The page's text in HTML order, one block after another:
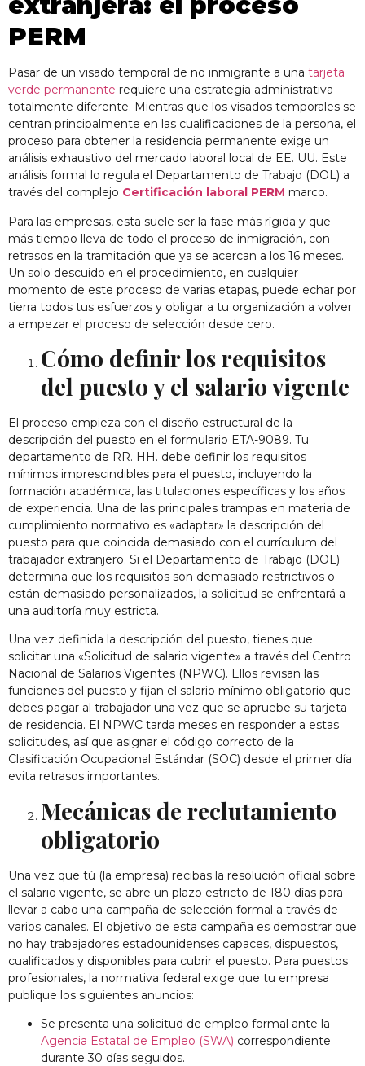
PERM
Pasar de un visado temporal de no inmigrante a una tarjeta
verde permanente requiere una estrategia administrativa
totalmente diferente. Mientras que los visados temporales se
centran principalmente en las cualificaciones de la persona, el
proceso para obtener la residencia permanente exige un
análisis exhaustivo del mercado laboral local de EE. UU. Este
análisis formal lo regula el Departamento de Trabajo (DOL) a
través del complejo Certificación laboral PERM marco.
Para las empresas, esta suele ser la fase más rígida y que
más tiempo lleva de todo el proceso de inmigración, con
retrasos en la tramitación que ya se acercan a los 16 meses.
Un solo descuido en el procedimiento, en cualquier
momento de este proceso de varias etapas, puede echar por
tierra todos tus esfuerzos y obligar a tu organización a volver
a empezar el proceso de selección desde cero.
Cómo definir los requisitos
del puesto y el salario vigente
El proceso empieza con el diseño estructural de la
descripción del puesto en el formulario ETA-9089. Tu
departamento de RR. HH. debe definir los requisitos
mínimos imprescindibles para el puesto, incluyendo la
formación académica, las titulaciones específicas y los años
de experiencia. Una de las principales trampas en materia de
cumplimiento normativo es «adaptar» la descripción del
puesto para que coincida demasiado con el currículum del
trabajador extranjero. Si el Departamento de Trabajo (DOL)
determina que los requisitos son demasiado restrictivos o
están demasiado personalizados, la solicitud se enfrentará a
una auditoría muy estricta.
Una vez definida la descripción del puesto, tienes que
solicitar una «Solicitud de salario vigente» a través del Centro
Nacional de Salarios Vigentes (NPWC). Ellos revisan las
funciones del puesto y fijan el salario mínimo obligatorio que
debes pagar al trabajador una vez que se apruebe su tarjeta
de residencia. El NPWC tarda meses en responder a estas
solicitudes, así que asignar el código correcto de la
Clasificación Ocupacional Estándar (SOC) desde el primer día
evita retrasos importantes.
Mecánicas de reclutamiento
obligatorio
Una vez que tú (la empresa) recibas la resolución oficial sobre
el salario vigente, se abre un plazo estricto de 180 días para
llevar a cabo una campaña de selección formal a través de
varios canales. El objetivo de esta campaña es demostrar que
no hay trabajadores estadounidenses capaces, dispuestos,
cualificados y disponibles para cubrir el puesto. Para puestos
profesionales, la normativa federal exige que tu empresa
publique los siguientes anuncios:
Se presenta una solicitud de empleo formal ante la
Agencia Estatal de Empleo (SWA) correspondiente
durante 30 días seguidos.